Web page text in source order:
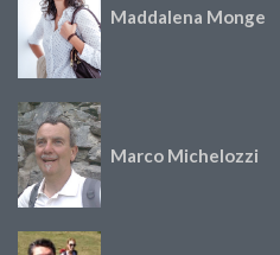
Maddalena Monge
Marco Michelozzi